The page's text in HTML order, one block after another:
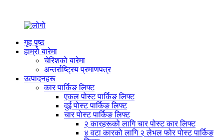
गृह पृष्ठ
हाम्रो बारेमा
चेरिशको बारेमा
अन्तर्राष्ट्रिय प्रमाणपत्र
उत्पादनहरू
कार पार्किङ लिफ्ट
एकल पोस्ट पार्किङ लिफ्ट
दुई पोस्ट पार्किङ लिफ्ट
चार पोस्ट पार्किङ लिफ्ट
२ कारहरूको लागि चार पोस्ट कार लिफ्ट
४ वटा कारको लागि २ लेभल फोर पोस्ट पार्किङ